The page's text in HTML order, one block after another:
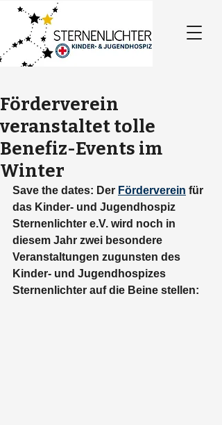
Förderverein
veranstaltet tolle
Benefiz-Events im
Winter
Save the dates: Der Förderverein für
das Kinder- und Jugendhospiz
Sternenlichter e.V. wird noch in
diesem Jahr zwei besondere
Veranstaltungen zugunsten des
Kinder- und Jugendhospizes
Sternenlichter auf die Beine stellen: